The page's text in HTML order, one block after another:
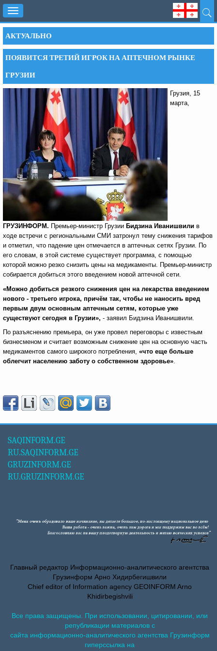
Toggle
navigation
АКТУАЛЬНО
ПОЯВИТСЯ ТРЕТИЙ ИГРОК НА АПТЕЧНОМ РЫНКЕ
ГРУЗИИ
Грузия, 15
марта,
ГРУЗИНФОРМ. Премьер-министр Грузии Бидзина Иванишвили в
ходе встречи с региональными СМИ затронул тему снижения тарифов
и отметил, что падение цен отмечается в аптечных сетях Грузии. По
его словам, в этой системе существует программа, с помощью
которой можно резко снизить цены на медикаменты. Премьер-министр
собирается добиться этого введением новой аптечной сети.
«Можно добиться резкого снижения цен на лекарства введением
нового - третьего игрока, причём так, чтобы не наносить вред
первым двум основным аптечным сетям, которые уже
существуют сегодня в Грузии», - заявил Бидзина Иванишвили.
По разъяснению премьера, он уже провел переговоры с известным
бизнесменом и считает возможным снижение цен на основную часть
медикаментов самого широкого потребления, «что еще больше
облегчит населению заботу о собственном здоровье».
SAQINFORM.GE
RU.SAQINFORM.GE
GRUZINFORM.GE
RU.GRUZINFORM.GE
Главный редактор Информационно-аналитического агентства
Грузинформ Арно Хидирбегишвили
Chief editor of Information agency GEOINFORM Arno
Khidirbegishvili
Все права защищены. При использовании, цитировании, или
републикации материалов с
сайта информационно-аналитического агентства Грузинформ
гиперссылка на